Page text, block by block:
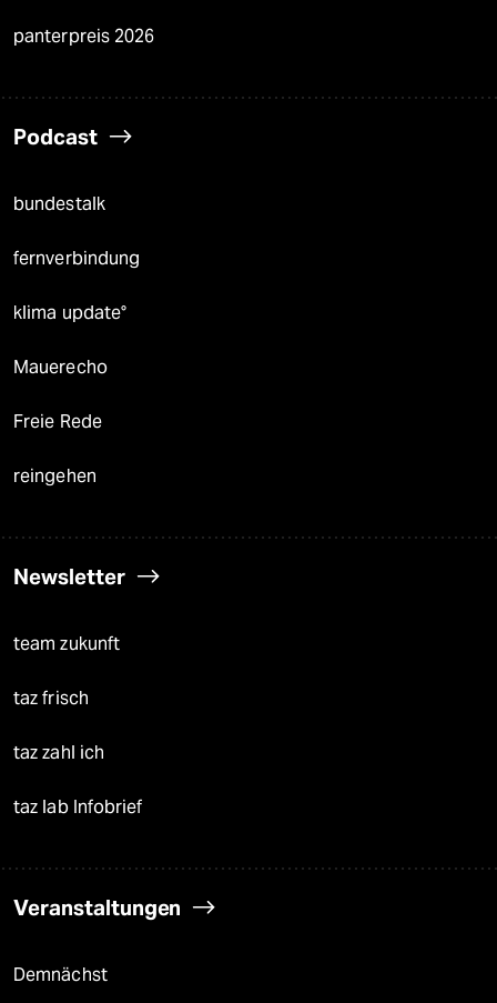
panterpreis 2026
Podcast
bundestalk
fernverbindung
klima update°
Mauerecho
Freie Rede
reingehen
Newsletter
team zukunft
taz frisch
taz zahl ich
taz lab Infobrief
Veranstaltungen
Demnächst